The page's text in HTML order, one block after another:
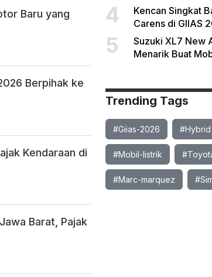
Baru yang
Berpihak ke
Kendaraan di
Barat, Pajak
4
Kencan Singkat
Carens di GIIAS
5
Suzuki XL7 New
Menarik Buat
Trending Tags
#Giias-2026 #Hybrid
#Mobil-listrik
#Marc-marquez